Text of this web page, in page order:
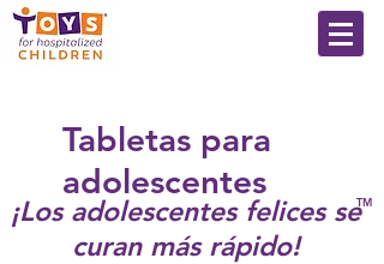
Tabletas para
adolescentes
¡Los adolescentes felices se
curan más rápido!
TM